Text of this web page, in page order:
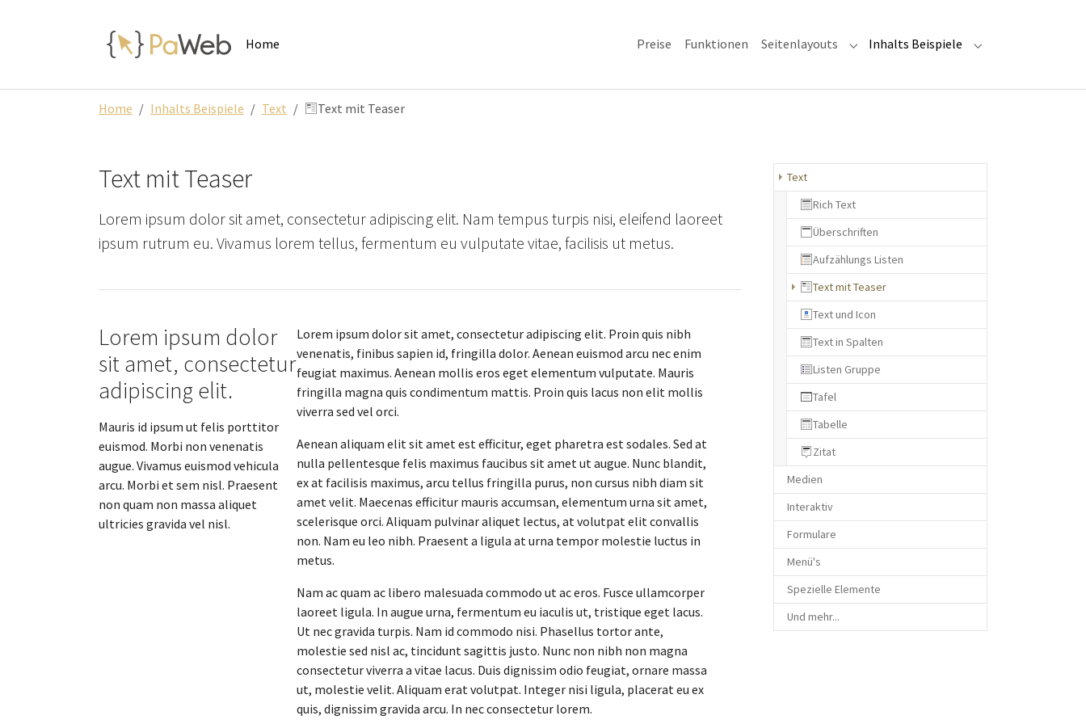
Home Preise Funktionen Seitenlayouts Submenu for "Seitenlayouts"
Inhalts Beispiele Submenu for
Home Inhalts Beispiele Text Text mit Teaser
Text mit Teaser
Lorem ipsum dolor sit amet, consectetur adipiscing elit. Nam tempus turpis nisi, eleifend laoreet
ipsum rutrum eu. Vivamus lorem tellus, fermentum eu vulputate vitae, facilisis ut metus.
Lorem ipsum dolor
sit amet, consectetur
adipiscing elit.
Mauris id ipsum ut felis porttitor
euismod. Morbi non venenatis
augue. Vivamus euismod vehicula
arcu. Morbi et sem nisl. Praesent
non quam non massa aliquet
ultricies gravida vel nisl.
Lorem ipsum dolor sit amet, consectetur adipiscing elit. Proin quis nibh
venenatis, finibus sapien id, fringilla dolor. Aenean euismod arcu nec enim
feugiat maximus. Aenean mollis eros eget elementum vulputate. Mauris
fringilla magna quis condimentum mattis. Proin quis lacus non elit mollis
viverra sed vel orci.
Aenean aliquam elit sit amet est efficitur, eget pharetra est sodales. Sed at
nulla pellentesque felis maximus faucibus sit amet ut augue. Nunc blandit,
ex at facilisis maximus, arcu tellus fringilla purus, non cursus nibh diam sit
amet velit. Maecenas efficitur mauris accumsan, elementum urna sit amet,
scelerisque orci. Aliquam pulvinar aliquet lectus, at volutpat elit convallis
non. Nam eu leo nibh. Praesent a ligula at urna tempor molestie luctus in
metus.
Nam ac quam ac libero malesuada commodo ut ac eros. Fusce ullamcorper
laoreet ligula. In augue urna, fermentum eu iaculis ut, tristique eget lacus.
Ut nec gravida turpis. Nam id commodo nisi. Phasellus tortor ante,
molestie sed nisl ac, tincidunt sagittis justo. Nunc non nibh non magna
consectetur viverra a vitae lacus. Duis dignissim odio feugiat, ornare massa
ut, molestie velit. Aliquam erat volutpat. Integer nisi ligula, placerat eu ex
quis, dignissim gravida arcu. In nec consectetur lorem.
Text
Rich Text
Überschriften
Aufzählungs Listen
Text mit Teaser(current)
Text und Icon
Text in Spalten
Listen Gruppe
Tafel
Tabelle
Zitat
Medien
Interaktiv
Formulare
Menü's
Spezielle Elemente
Und mehr...